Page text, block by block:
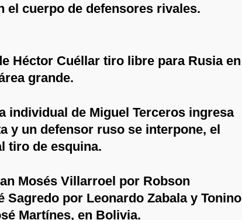
el cuerpo de defensores rivales.
Héctor Cuéllar tiro libre para Rusia en
grande.
individual de Miguel Terceros ingresa
y un defensor ruso se interpone, el
tiro de esquina.
Mosés Villarroel por Robson
Sagredo por Leonardo Zabala y Tonino
Martínes, en Bolivia.